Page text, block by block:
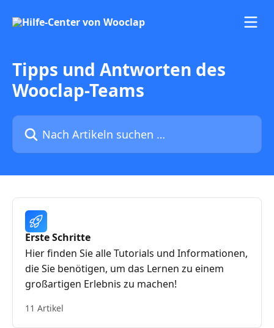
Tipps und Antworten des
Wooclap-Teams
Nach Artikeln suchen …
Erste Schritte
Hier finden Sie alle Tutorials und Informationen,
die Sie benötigen, um das Lernen zu einem
großartigen Erlebnis zu machen!
11 Artikel